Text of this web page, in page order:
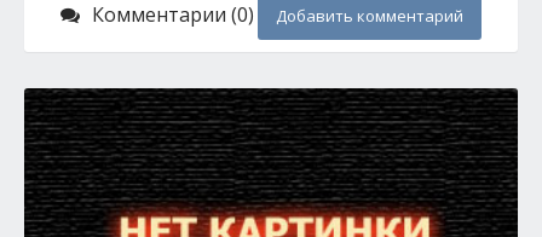
Комментарии (0) Добавить комментарий